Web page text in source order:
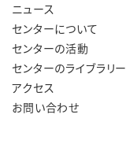
ニュース
センターについて
センターの活動
センターのライブラリー
アクセス
お問い合わせ